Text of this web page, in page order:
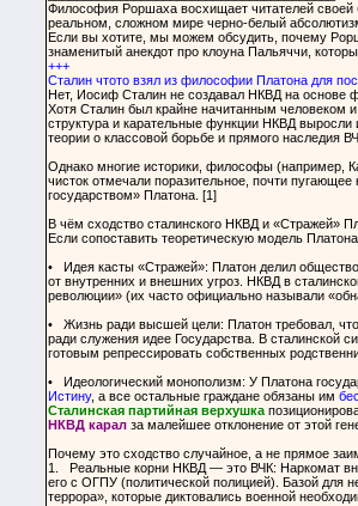
Философия Роршаха восхищает читателей своей
реальном, сложном мире черно-белый
Если вы хотите, мы можем обсудить, почему
знаменитый анекдот про клоуна Пальяччи,
+++
Сталин чтото взял из философии Платона для
Нет, Иосиф Сталин не создавал НКВД на основе
Хотя Сталин был крайне начитанным человеком
структура и карательные функции НКВД выросли
теории о классовой борьбе и прямого наследия
Однако многие историки, философы (например,
чисток отмечали поразительное, почти
государством» Платона. [1]
В чём сходство сталинского НКВД и «Стражей»
Если сопоставить теоретическую модель
• Идея касты «Стражей»: Платон делил
от внутренних и внешних угроз. НКВД в
революции» (их часто официально называли
• Жизнь ради высшей цели: Платон требовал,
ради служения идее Государства. В сталинской
готовым репрессировать собственных
• Идеологический монополизм: У Платона
Истину, а все остальные граждане обязаны им
Сталинская партийная верхушка
НКВД каралза малейшее отклонение от этой
Почему это сходство случайное, а не прямое
1. Реальные корни НКВД — это ВЧК: Наркомат
его с ОГПУ (политической полицией). Базой для
террора», которые диктовались военной